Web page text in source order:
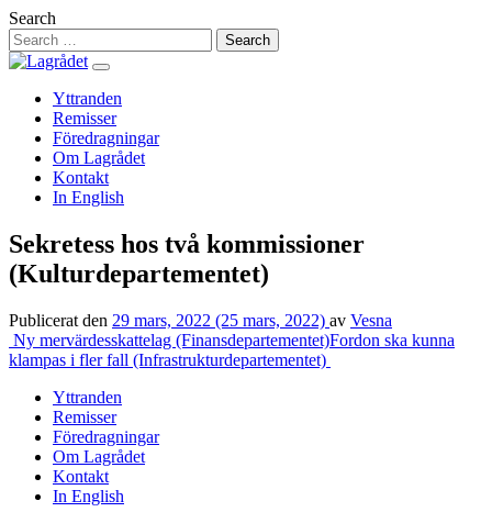
Hoppa
till
innehåll
Search
Yttranden
Remisser
Föredragningar
Om Lagrådet
Kontakt
In English
Sekretess hos två kommissioner
(Kulturdepartementet)
Publicerat den 29 mars, 2022 (25 mars, 2022) av Vesna
Inläggsnavigering
Ny mervärdesskattelag (Finansdepartementet)Fordon ska kunna
klampas i fler fall (Infrastrukturdepartementet)
Yttranden
Remisser
Föredragningar
Om Lagrådet
Kontakt
In English